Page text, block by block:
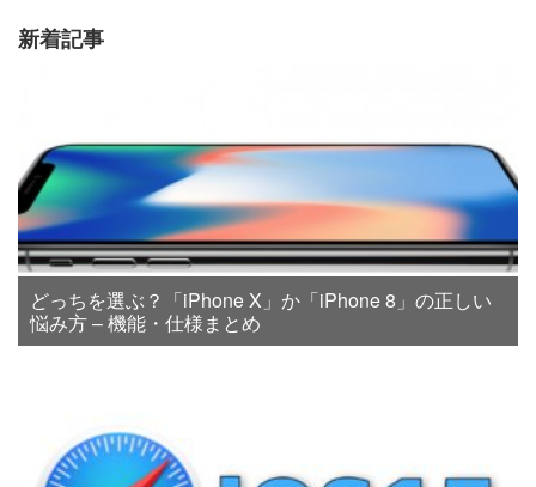
新着記事
どっちを選ぶ？「iPhone X」か「iPhone 8」の正しい
悩み方 – 機能・仕様まとめ